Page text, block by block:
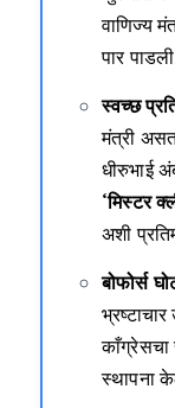
वाणिज्य
पार
स्वच्छ
मंत्री
धीरुभाई
‘मिस्टर
अशी
बोफोर्स
काँग्रेसचा
स्थापना